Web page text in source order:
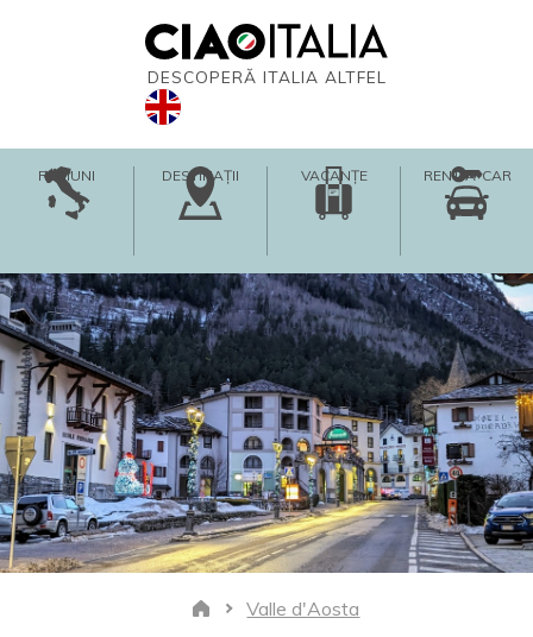
DESCOPERĂ ITALIA ALTFEL
REGIUNI DESTINAȚII VACANȚE RENT-A-CAR
Home Valle d'Aosta